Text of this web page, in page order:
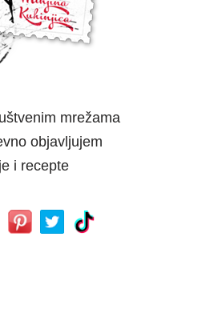
mrežama
objavljujem
i recepte